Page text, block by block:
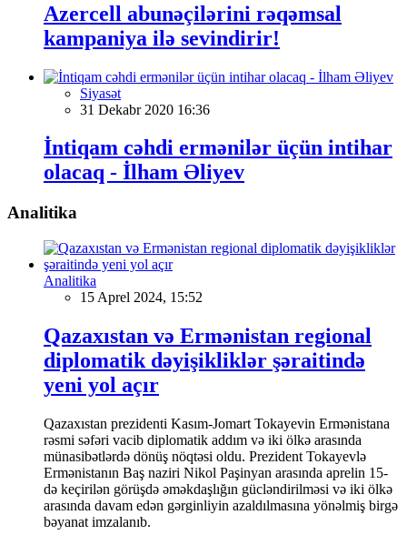
Azercell abunəçilərini rəqəmsal
kampaniya ilə sevindirir!
Siyasət
31 Dekabr 2020 16:36
İntiqam cəhdi ermənilər üçün intihar
olacaq - İlham Əliyev
Analitika
Analitika
15 Aprel 2024, 15:52
Qazaxıstan və Ermənistan regional
diplomatik dəyişikliklər şəraitində
yeni yol açır
Qazaxıstan prezidenti Kasım-Jomart Tokayevin Ermənistana
rəsmi səfəri vacib diplomatik addım və iki ölkə arasında
münasibətlərdə dönüş nöqtəsi oldu. Prezident Tokayevlə
Ermənistanın Baş naziri Nikol Paşinyan arasında aprelin 15-
də keçirilən görüşdə əməkdaşlığın gücləndirilməsi və iki ölkə
arasında davam edən gərginliyin azaldılmasına yönəlmiş birgə
bəyanat imzalanıb.